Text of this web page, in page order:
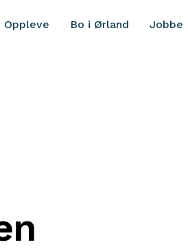
Oppleve Bo i Ørland Jobbe